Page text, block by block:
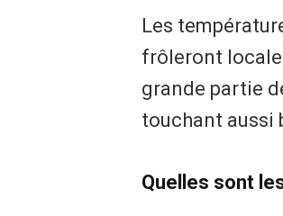
Les
frôleront
grande partie
touchant aussi
Quelles sont